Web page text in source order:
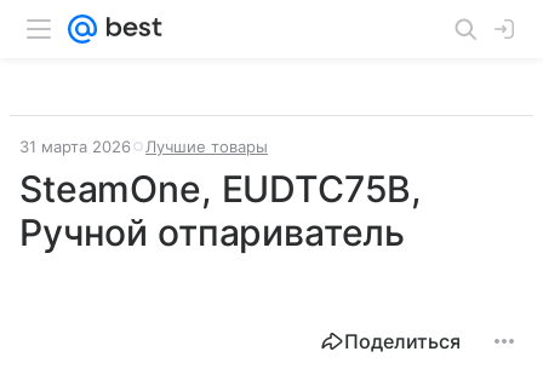
31 марта 2026 Лучшие товары
SteamOne, EUDTC75B,
Ручной отпариватель
Поделиться